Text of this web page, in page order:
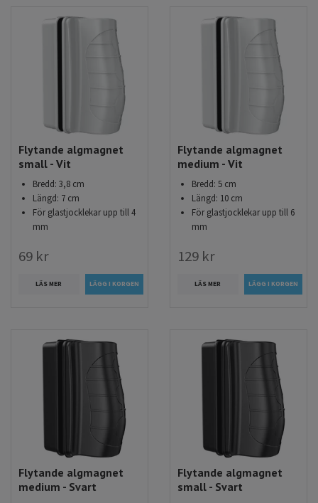
Flytande algmagnet
small - Vit
Bredd: 3,8 cm
Längd: 7 cm
För glastjocklekar upp till 4
mm
69 kr
LÄS MER
Flytande algmagnet
medium - Vit
Bredd: 5 cm
Längd: 10 cm
För glastjocklekar upp till 6
mm
129 kr
LÄS MER
Flytande algmagnet
medium - Svart
Flytande algmagnet
small - Svart